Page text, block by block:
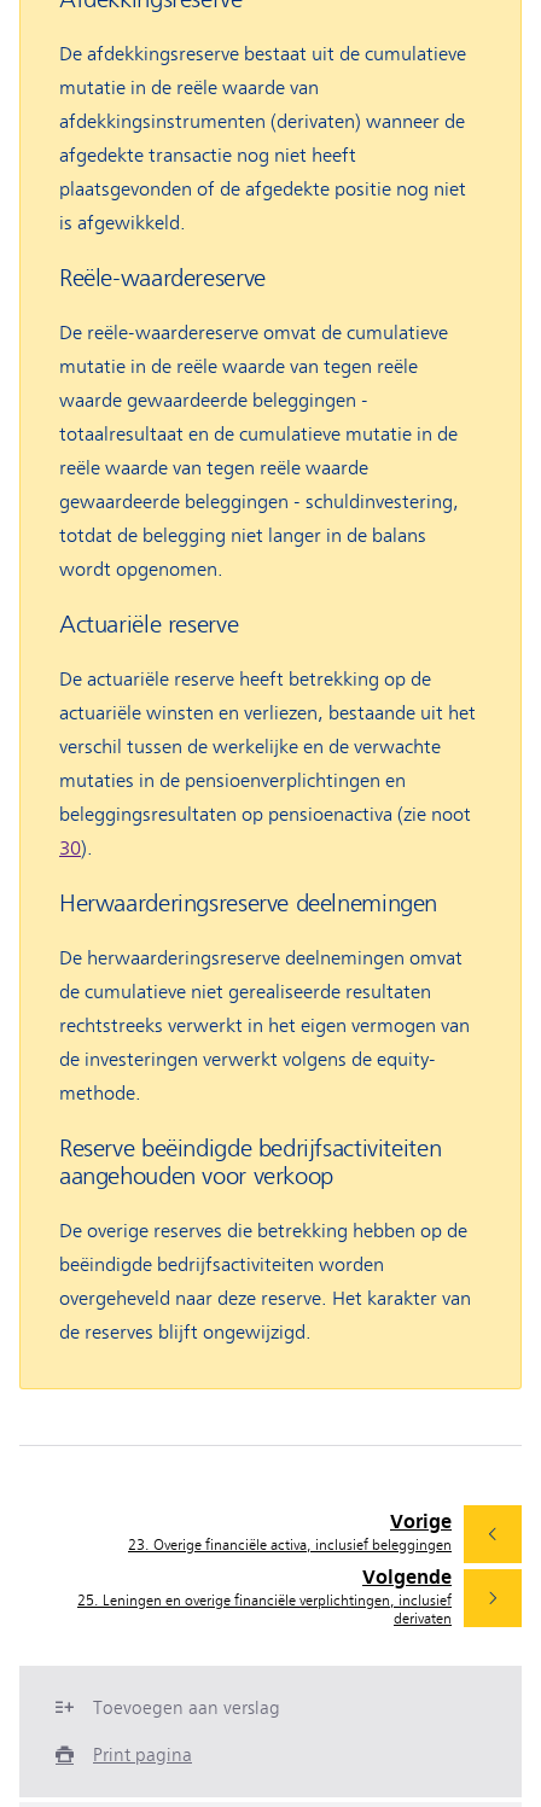
De afdekkingsreserve bestaat uit de cumulatieve
mutatie in de reële waarde van
afdekkingsinstrumenten (derivaten) wanneer de
afgedekte transactie nog niet heeft
plaatsgevonden of de afgedekte positie nog niet
is afgewikkeld.
Reële-waardereserve
De reële-waardereserve omvat de cumulatieve
mutatie in de reële waarde van tegen reële
waarde gewaardeerde beleggingen -
totaalresultaat en de cumulatieve mutatie in de
reële waarde van tegen reële waarde
gewaardeerde beleggingen - schuldinvestering,
totdat de belegging niet langer in de balans
wordt opgenomen.
Actuariële reserve
De actuariële reserve heeft betrekking op de
actuariële winsten en verliezen, bestaande uit het
verschil tussen de werkelijke en de verwachte
mutaties in de pensioenverplichtingen en
beleggingsresultaten op pensioenactiva (zie noot
30).
Herwaarderingsreserve deelnemingen
De herwaarderingsreserve deelnemingen omvat
de cumulatieve niet gerealiseerde resultaten
rechtstreeks verwerkt in het eigen vermogen van
de investeringen verwerkt volgens de equity-
methode.
Reserve beëindigde bedrijfsactiviteiten
aangehouden voor verkoop
De overige reserves die betrekking hebben op de
beëindigde bedrijfsactiviteiten worden
overgeheveld naar deze reserve. Het karakter van
de reserves blijft ongewijzigd.
Volgende
25. Leningen en overige financiële verplichtingen, inclusief
derivaten
Vorige
23. Overige financiële activa, inclusief beleggingen
Toevoegen aan verslag
Print pagina